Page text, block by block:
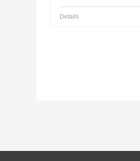
Details